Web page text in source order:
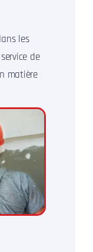
les
de
matière